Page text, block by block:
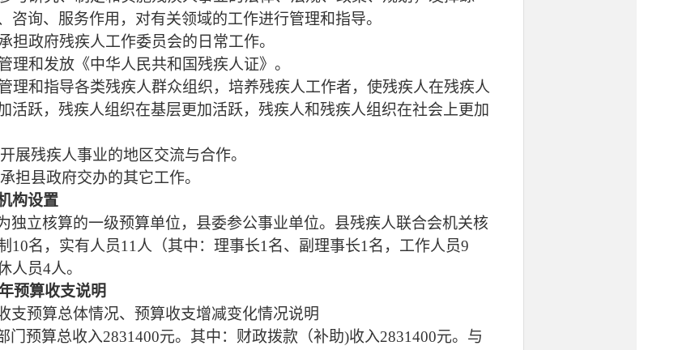
咨询、服务作用，对有关领域的工作进行管理和指导。
担政府残疾人工作委员会的日常工作。
理和发放《中华人民共和国残疾人证》。
理和指导各类残疾人群众组织，培养残疾人工作者，使残疾人在残疾人
活跃，残疾人组织在基层更加活跃，残疾人和残疾人组织在社会上更加
展残疾人事业的地区交流与合作。
担县政府交办的其它工作。
构设置
独立核算的一级预算单位， 县委参公事业单位。 县残疾人联合会机关核
10名，实有人员11人（其中：理事长1名、副理事长1名，工作人员9
人员4人。
预算收支说明
支预算总体情况、 预算收支增减变化情况说明
门预算总收入2831400元。其中：财政拨款（补助)收入2831400元。 与